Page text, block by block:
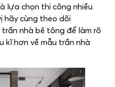
lựa chọn thi công nhiều
hãy cùng theo dõi
trần nhà bê tông để làm rõ
kĩ hơn về mẫu trần nhà